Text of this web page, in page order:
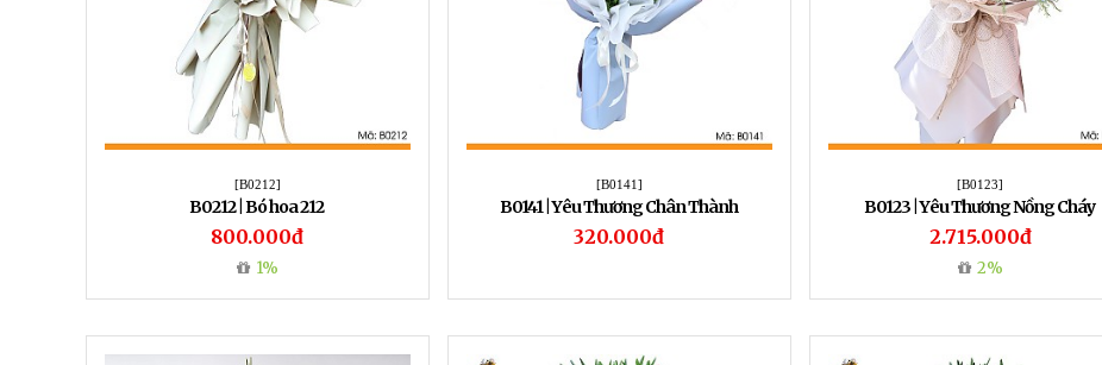
[B0212]
B0212 | Bó hoa 212
800.000đ
1%
[B0141]
B0141 | Yêu Thương Chân Thành
320.000đ
[B0123]
B0123 | Yêu Thương Nồng Cháy
2.715.000đ
2%